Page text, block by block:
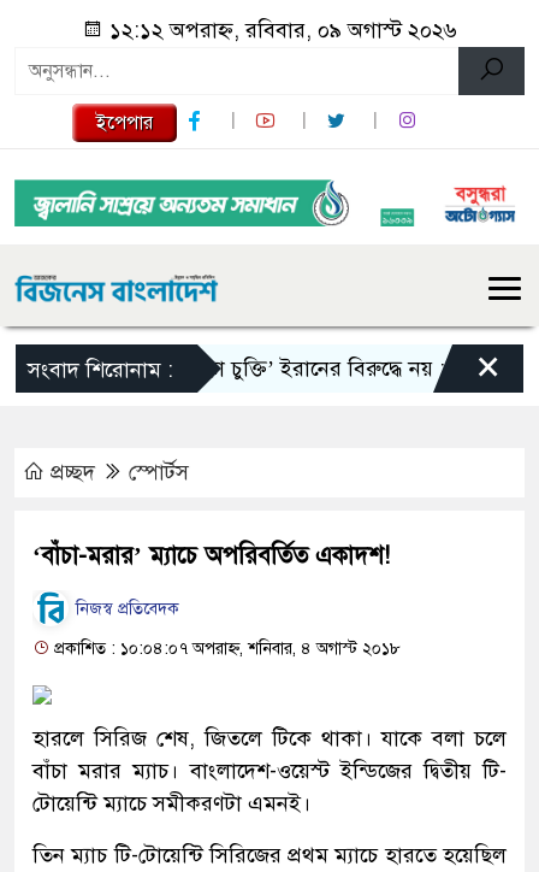
১২:১২ অপরাহ্ন, রবিবার, ০৯ অগাস্ট ২০২৬
ইপেপার
সংবাদ শিরোনাম :‘মক্কা চুক্তি’ ইরানের বিরুদ্ধে নয় : তুরস্ক ×
প্রচ্ছদ স্পোর্টস
‘বাঁচা-মরার’ ম্যাচে অপরিবর্তিত একাদশ!
নিজস্ব প্রতিবেদক
প্রকাশিত : ১০:০৪:০৭ অপরাহ্ন, শনিবার, ৪ অগাস্ট ২০১৮
হারলে সিরিজ শেষ, জিতলে টিকে থাকা। যাকে বলা চলে
বাঁচা মরার ম্যাচ। বাংলাদেশ-ওয়েস্ট ইন্ডিজের দ্বিতীয় টি-
টোয়েন্টি ম্যাচে সমীকরণটা এমনই।
তিন ম্যাচ টি-টোয়েন্টি সিরিজের প্রথম ম্যাচে হারতে হয়েছিল